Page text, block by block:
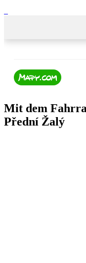
Mit dem
Přední Žalý